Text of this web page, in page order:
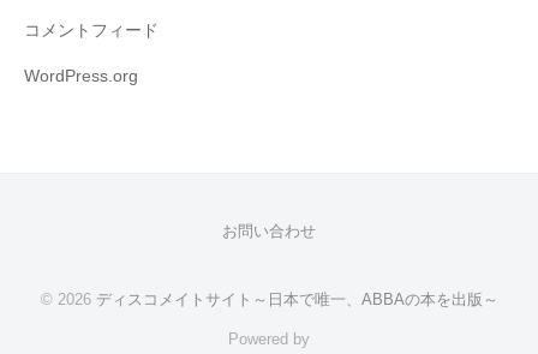
コメントフィード
WordPress.org
お問い合わせ
© 2026 ディスコメイトサイト～日本で唯一、ABBAの本を出版～
Powered by